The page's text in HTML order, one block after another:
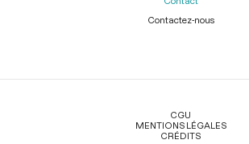
Contactez-nous
Légal
CGU
MENTIONS LÉGALES
CRÉDITS